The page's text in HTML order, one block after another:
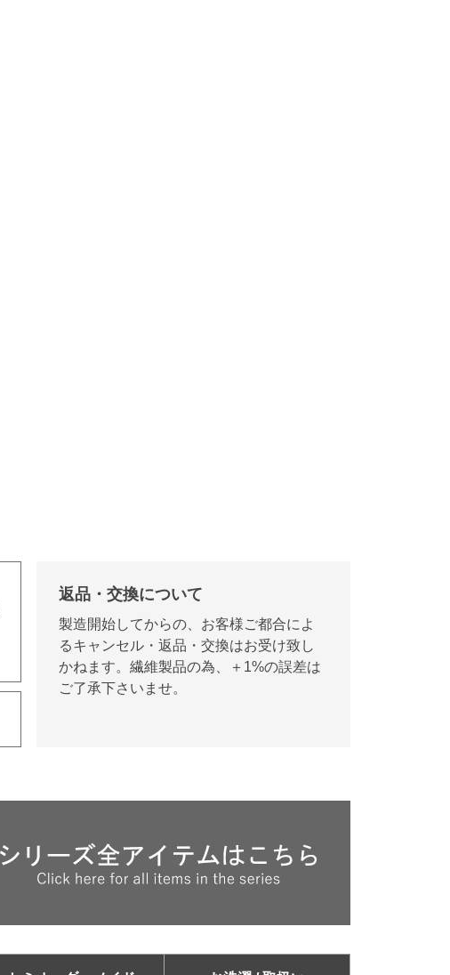
返品・交換について
製造開始してからの、お客様ご都合によ
るキャンセル・返品・交換はお受け致し
かねます。繊維製品の為、＋1%の誤差は
ご了承下さいませ。